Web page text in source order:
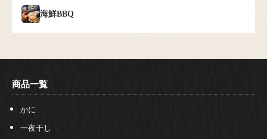
海鮮BBQ
商品一覧
かに
一夜干し